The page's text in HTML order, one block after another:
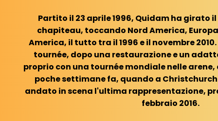
Partito il 23 aprile 1996, Quidam ha girato
chapiteau, toccando Nord America,
America, il tutto tra il 1996 e il novembre
tournée, dopo una restaurazione e un
proprio con una tournée mondiale nelle arene,
poche settimane fa, quando a
andato in scena l'ultima rappresentazione,
febbraio 2016.